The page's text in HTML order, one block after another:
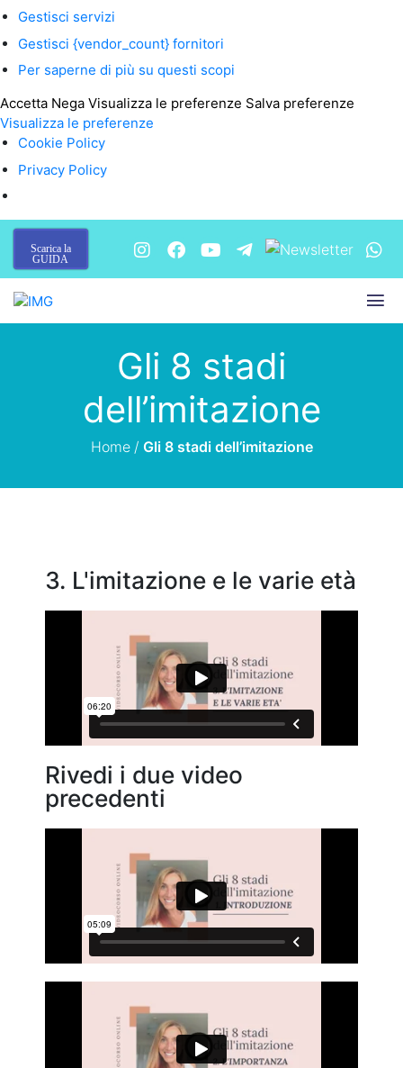
Gestisci servizi
Gestisci {vendor_count} fornitori
Per saperne di più su questi scopi
Accetta Nega Visualizza le preferenze Salva preferenze
Visualizza le preferenze
Cookie Policy
Privacy Policy
Scarica la
GUIDA
Gli 8 stadi
dell’imitazione
Home / Gli 8 stadi dell’imitazione
3. L'imitazione e le varie età
Rivedi i due video
precedenti